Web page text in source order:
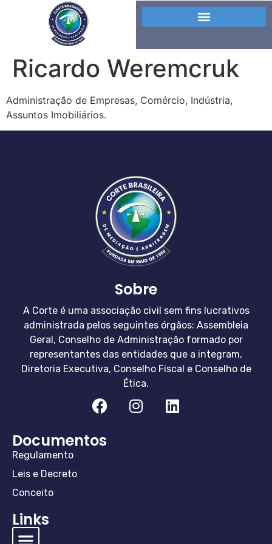
Ricardo Weremcruk
Administração de Empresas, Comércio, Indústria,
Assuntos Imobiliários.
Sobre
A Corte é uma associação civil sem fins lucrativos
administrada pelos seguintes órgãos: Assembleia
Geral, Conselho de Administração formado por
representantes das entidades que a integram,
Diretoria Executiva, Conselho Fiscal e Conselho de
Ética.
Documentos
Regulamento
Leis e Decreto
Conceito
Links